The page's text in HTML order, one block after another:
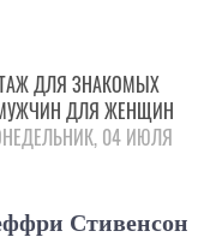
ДЛЯ ЗНАКОМЫХ
ДЛЯ ЖЕНЩИН
04 ИЮЛЯ
Стивенсон